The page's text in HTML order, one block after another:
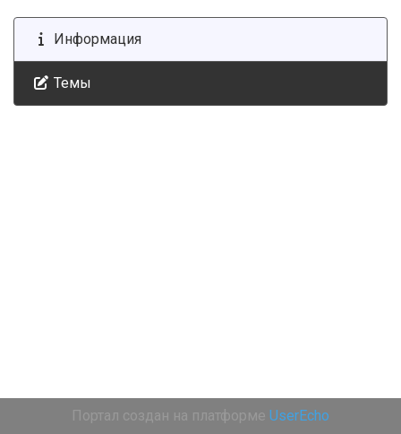
Информация
Темы
Портал создан на платформе UserEcho